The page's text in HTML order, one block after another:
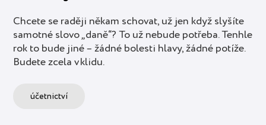
Chcete se raději někam schovat, už jen když slyšíte
samotné slovo „daně“? To už nebude potřeba. Tenhle
rok to bude jiné – žádné bolesti hlavy, žádné potíže.
Budete zcela v klidu.
účetnictví